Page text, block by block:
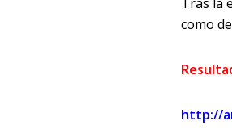
Tras la
como
http://